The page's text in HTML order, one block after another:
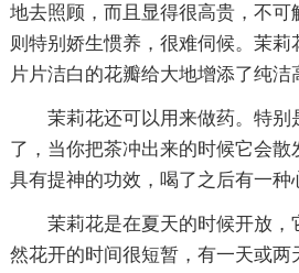
地去照顾，而且显得很高贵，不可
则特别娇生惯养，很难伺候。茉
片片洁白的花瓣给大地增添了纯洁
茉莉花还可以用来做药。特别
了，当你把茶冲出来的时候它会散
具有提神的功效，喝了之后有一种
茉莉花是在夏天的时候开放，
然花开的时间很短暂，有一天或两